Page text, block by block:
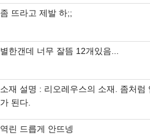
좀 뜨라고 제발 하;;
별한갠데 너무 잘뜸 12개있음...
소재 설명 : 리오레우스의 소재. 좀처
가 된다.
역린 드릅게 안뜨넹